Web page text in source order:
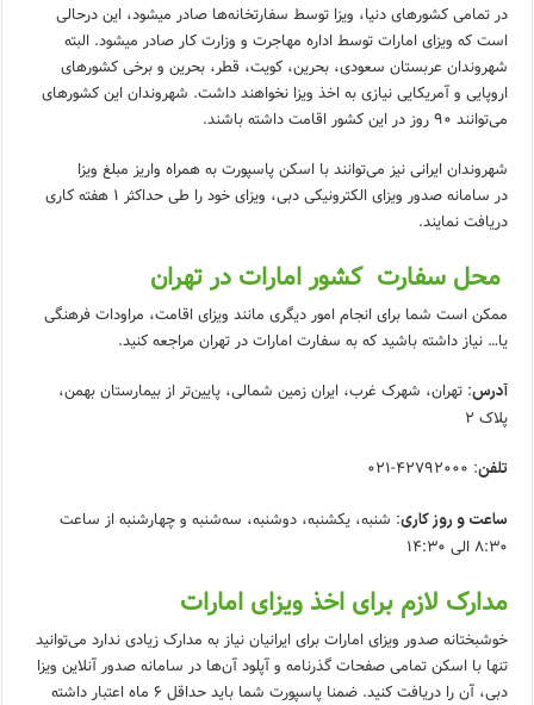
در تمامی کشورهای دنیا، ویزا توسط سفارتخانه‌ها صادر میشود، این درحالی
است که ویزای امارات توسط اداره مهاجرت و وزارت کار صادر میشود. البته
شهروندان عربستان سعودی، بحرین، کویت، قطر، بحرین و برخی کشورهای
اروپایی و آمریکایی نیازی به اخذ ویزا نخواهند داشت. شهروندان این کشورهای
می‌توانند ۹۰ روز در این کشور اقامت داشته باشند.
شهروندان ایرانی نیز می‌توانند با اسکن پاسپورت به همراه واریز مبلغ ویزا
در سامانه صدور ویزای الکترونیکی دبی، ویزای خود را طی حداکثر ۱ هفته کاری
دریافت نمایند.
محل سفارت کشور امارات در تهران
ممکن است شما برای انجام امور دیگری مانند ویزای اقامت، مراودات فرهنگی
یا… نیاز داشته باشید که به سفارت امارات در تهران مراجعه کنید.
آدرس: تهران، شهرک غرب، ایران زمین شمالی، پایین‌تر از بیمارستان بهمن،
پلاک ۲
تلفن: ۴۲۷۹۲۰۰۰-۰۲۱
ساعت و روز کاری: شنبه، یکشنبه، دوشنبه، سه‌شنبه و چهارشنبه از ساعت
۸:۳۰ الی ۱۴:۳۰
مدارک لازم برای اخذ ویزای امارات
خوشبختانه صدور ویزای امارات برای ایرانیان نیاز به مدارک زیادی ندارد می‌توانید
تنها با اسکن تمامی صفحات گذرنامه و آپلود آن‌ها در سامانه صدور آنلاین ویزا
دبی، آن را دریافت کنید. ضمنا پاسپورت شما باید حداقل ۶ ماه اعتبار داشته